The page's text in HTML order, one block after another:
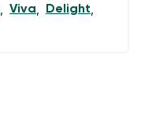
, Viva, Delight,